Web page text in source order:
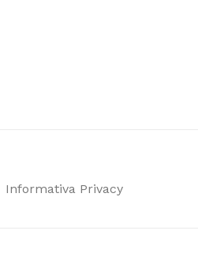
Informativa Privacy